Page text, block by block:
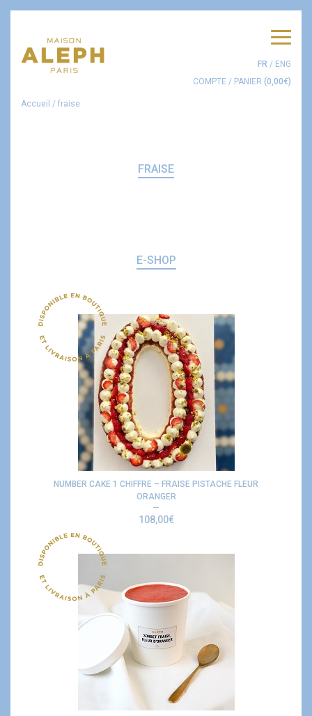
FR / ENG
COMPTE / PANIER (0,00€)
Accueil / fraise
FRAISE
E-SHOP
NUMBER CAKE 1 CHIFFRE – FRAISE PISTACHE FLEUR
ORANGER
108,00€